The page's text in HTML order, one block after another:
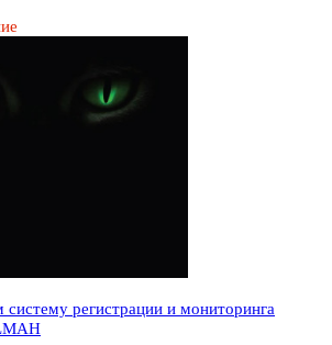
систему регистрации и мониторинга